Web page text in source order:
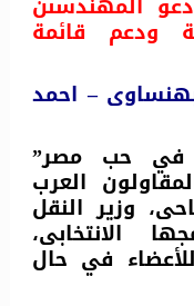
ودعم قائمة
– احمد
في حب مصر”
العرب
وزير النقل
الانتخابى،
في حال